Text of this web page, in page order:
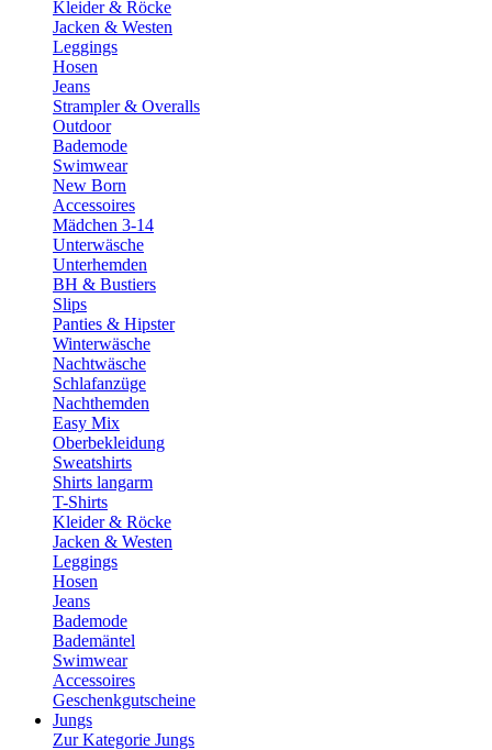
Kleider & Röcke
Jacken & Westen
Leggings
Hosen
Jeans
Strampler & Overalls
Outdoor
Bademode
Swimwear
New Born
Accessoires
Mädchen 3-14
Unterwäsche
Unterhemden
BH & Bustiers
Slips
Panties & Hipster
Winterwäsche
Nachtwäsche
Schlafanzüge
Nachthemden
Easy Mix
Oberbekleidung
Sweatshirts
Shirts langarm
T-Shirts
Kleider & Röcke
Jacken & Westen
Leggings
Hosen
Jeans
Bademode
Bademäntel
Swimwear
Accessoires
Geschenkgutscheine
Jungs
Zur Kategorie Jungs